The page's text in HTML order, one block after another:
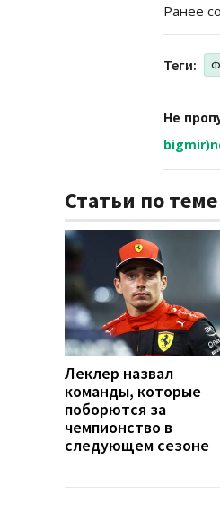
Ранее
Теги:
Не
Статьи по теме
Леклер назвал
команды, которые
поборются за
чемпионство в
следующем сезоне